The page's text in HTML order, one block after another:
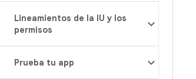
Lineamientos de la IU y los
permisos
Prueba tu app